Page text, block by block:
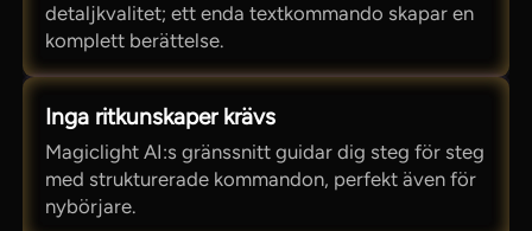
detaljkvalitet; ett enda textkommando skapar en
komplett berättelse.
Inga ritkunskaper krävs
Magiclight AI:s gränssnitt guidar dig steg för steg
med strukturerade kommandon, perfekt även för
nybörjare.